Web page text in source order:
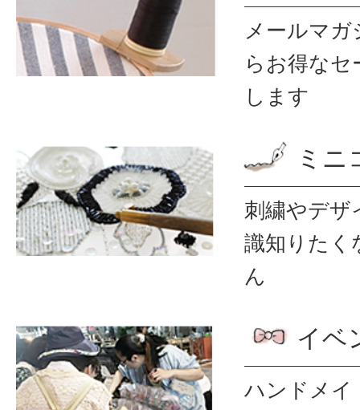
メールマ
ら お得なセ
します
ミニ
刺繍やデザ
識知りたく
ん
イベ
ハンドメイ